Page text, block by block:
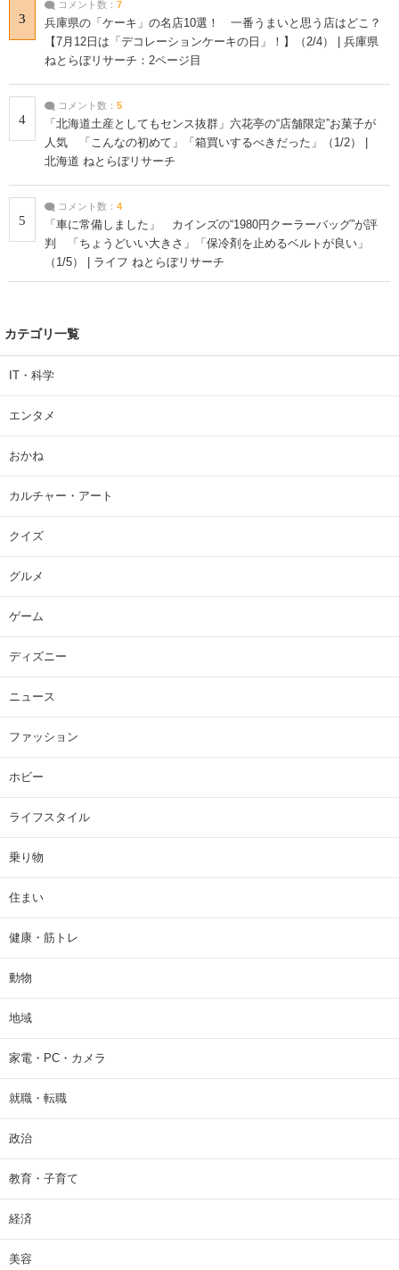
3
コメント数： 7
兵庫県の「ケーキ」の名店10選！ 一番うまいと思う店はどこ？
【7月12日は「デコレーションケーキの日」！】（2/4） | 兵庫県
ねとらぼリサーチ：2ページ目
4
コメント数： 5
「北海道土産としてもセンス抜群」六花亭の“店舗限定”お菓子が
人気 「こんなの初めて」「箱買いするべきだった」（1/2） |
北海道 ねとらぼリサーチ
5
コメント数： 4
「車に常備しました」 カインズの“1980円クーラーバッグ”が評
判 「ちょうどいい大きさ」「保冷剤を止めるベルトが良い」
（1/5） | ライフ ねとらぼリサーチ
カテゴリ一覧
IT・科学
エンタメ
おかね
カルチャー・アート
クイズ
グルメ
ゲーム
ディズニー
ニュース
ファッション
ホビー
ライフスタイル
乗り物
住まい
健康・筋トレ
動物
地域
家電・PC・カメラ
就職・転職
政治
教育・子育て
経済
美容